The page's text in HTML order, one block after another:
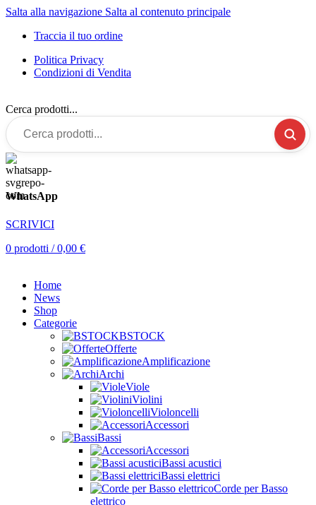
Salta alla navigazione Salta al contenuto principale
Traccia il tuo ordine
Politica Privacy
Condizioni di Vendita
Cerca prodotti...
WhatsApp
SCRIVICI
0 prodotti / 0,00 €
Home
News
Shop
Categorie
BSTOCK
Offerte
Amplificazione
Archi
Viole
Violini
Violoncelli
Accessori
Bassi
Accessori
Bassi acustici
Bassi elettrici
Corde per Basso
elettrico